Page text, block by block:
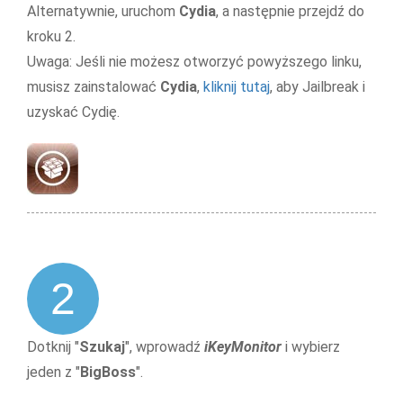
Alternatywnie, uruchom Cydia, a następnie przejdź do
kroku 2.
Uwaga: Jeśli nie możesz otworzyć powyższego linku,
musisz zainstalować Cydia, kliknij tutaj, aby Jailbreak i
uzyskać Cydię.
2
Dotknij "Szukaj", wprowadź iKeyMonitor i wybierz
jeden z "BigBoss".